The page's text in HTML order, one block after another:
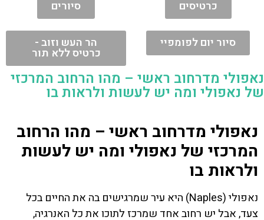
כרטיסים סיורים
סיור יום לפומפיי הר העש וזוב -
כרטיס ללא תור
נאפולי מדרחוב ראשי – מהו הרחוב המרכזי
של נאפולי ומה יש לעשות ולראות בו
נאפולי מדרחוב ראשי – מהו הרחוב
המרכזי של נאפולי ומה יש לעשות
ולראות בו
נאפולי (Naples) היא עיר שמרגישים בה את החיים בכל
צעד, אבל יש רחוב אחד שמרכז לתוכו את כל האנרגיה,